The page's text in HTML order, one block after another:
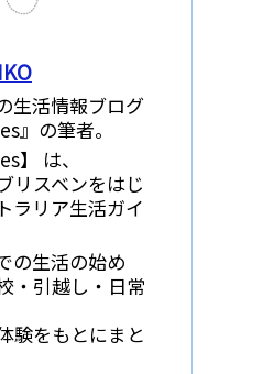
生活情報ブログ
』の筆者。
】 は、
リスベンをはじ
ラリア生活ガイ
の生活の始め
・引越し・日常
験をもとにまと